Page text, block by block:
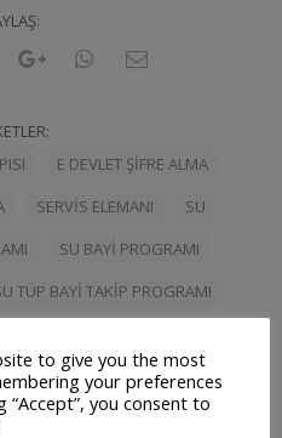
E DEVLET ŞIFRE ALMA
SERVIS ELEMANI
SU
SU BAYI PROGRAMI
TÜP BAYI TAKIP PROGRAMI
to give you the most
your preferences
“Accept”, you consent to